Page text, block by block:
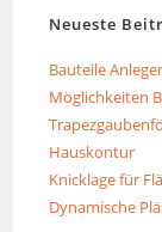
Neueste
Bauteile
Möglichkeiten
Hauskontur
Knicklage für
Dynamische